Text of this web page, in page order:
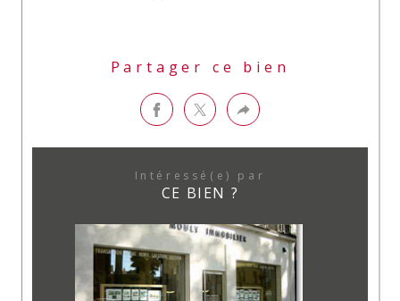
Partager ce bien
Intéressé(e) par
CE BIEN ?